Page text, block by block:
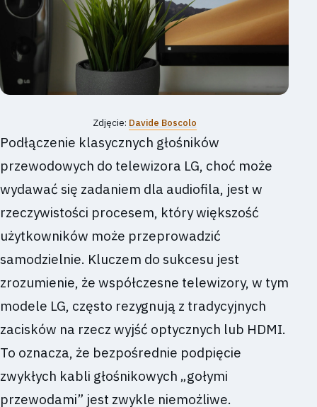
Zdjęcie: Davide Boscolo
Podłączenie klasycznych głośników
przewodowych do telewizora LG, choć może
wydawać się zadaniem dla audiofila, jest w
rzeczywistości procesem, który większość
użytkowników może przeprowadzić
samodzielnie. Kluczem do sukcesu jest
zrozumienie, że współczesne telewizory, w tym
modele LG, często rezygnują z tradycyjnych
zacisków na rzecz wyjść optycznych lub HDMI.
To oznacza, że bezpośrednie podpięcie
zwykłych kabli głośnikowych „gołymi
przewodami” jest zwykle niemożliwe.